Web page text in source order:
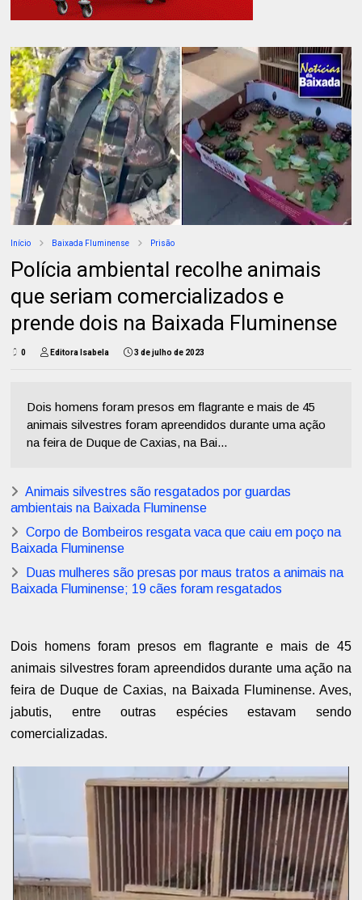
Início Baixada Fluminense Prisão
Polícia ambiental recolhe animais
que seriam comercializados e
prende dois na Baixada Fluminense
0 Editora Isabela 3 de julho de 2023
Dois homens foram presos em flagrante e mais de 45
animais silvestres foram apreendidos durante uma ação
na feira de Duque de Caxias, na Bai...
Animais silvestres são resgatados por guardas
ambientais na Baixada Fluminense
Corpo de Bombeiros resgata vaca que caiu em poço na
Baixada Fluminense
Duas mulheres são presas por maus tratos a animais na
Baixada Fluminense; 19 cães foram resgatados
Dois homens foram presos em flagrante e mais de 45
animais silvestres foram apreendidos durante uma ação na
feira de Duque de Caxias, na Baixada Fluminense. Aves,
jabutis, entre outras espécies estavam sendo
comercializadas.